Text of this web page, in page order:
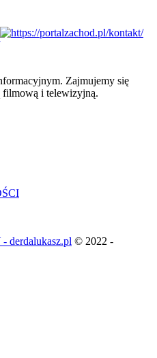
Zajmujemy się
i telewizyjną.
derdalukasz.pl © 2022 -